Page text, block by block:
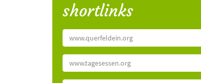
shortlinks
www.querfeldein.org
www.tagesessen.org